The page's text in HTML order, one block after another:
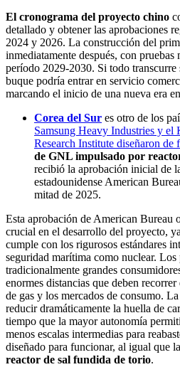
El cronograma del proyecto chino
detallado y obtener las aprobaciones
2024 y 2026. La construcción del
inmediatamente después, con pruebas
período 2029-2030. Si todo
buque podría entrar en servicio
marcando el inicio de una nueva era
Corea del Sur es otro de los
Samsung Heavy Industries y
Research Institute diseñaron de
de GNL impulsado por
recibió la aprobación inicial de
estadounidense American
mitad de 2025.
Esta aprobación de American Bureau
crucial en el desarrollo del proyecto,
cumple con los rigurosos estándares
seguridad marítima como nuclear.
tradicionalmente grandes
enormes distancias que deben
de gas y los mercados de consumo.
reducir dramáticamente la huella de
tiempo que la mayor autonomía
menos escalas intermedias para
diseñado para funcionar, al igual que
reactor de sal fundida de torio.